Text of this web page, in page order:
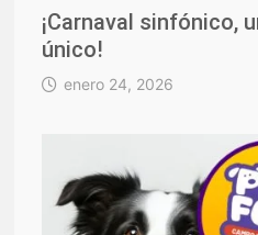
¡Carnaval sinfónico,
único!
enero 24, 2026